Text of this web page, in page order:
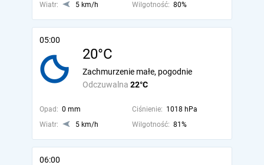
Wiatr:
5 km/h Wilgotność: 80%
05:00
20°C
Odczuwalna 22°C
Zachmurzenie małe, pogodnie
Opad: 0 mm Ciśnienie: 1018 hPa
Wiatr:
5 km/h Wilgotność: 81%
06:00